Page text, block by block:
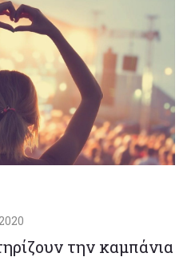
την καμπάνια